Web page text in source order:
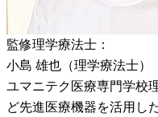
監修理学療法士：
小島 雄也（理学療法士）
ユマニテク医療専門学校
ど先進医療機器を活用し